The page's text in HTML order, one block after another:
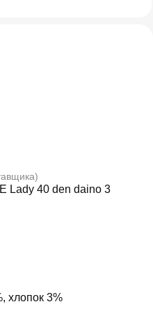
Lady 40 den daino 3
хлопок 3%